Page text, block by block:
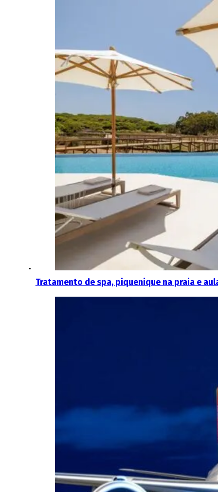
Tratamento de spa, piquenique na praia e